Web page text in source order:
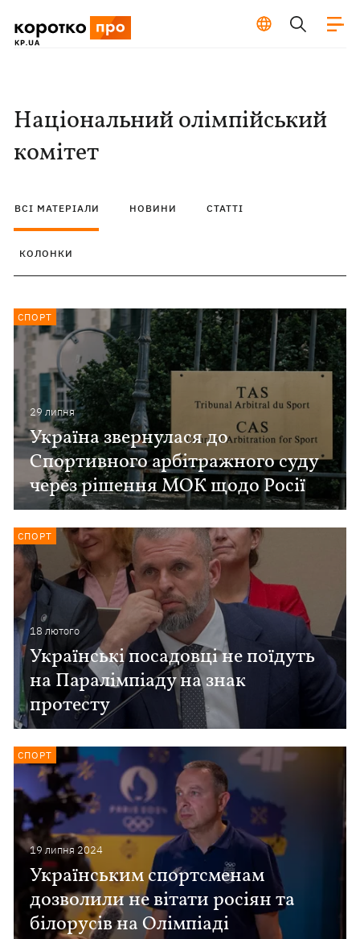
Національний олімпійський
комітет
ВСІ МАТЕРІАЛИ НОВИНИ СТАТТІ
КОЛОНКИ
29 липня
Україна звернулася до
Спортивного арбітражного суду
через рішення МОК щодо Росії
СПОРТ
18 лютого
Українські посадовці не поїдуть
на Паралімпіаду на знак
протесту
СПОРТ
19 липня 2024
Українським спортсменам
дозволили не вітати росіян та
білорусів на Олімпіаді
СПОРТ